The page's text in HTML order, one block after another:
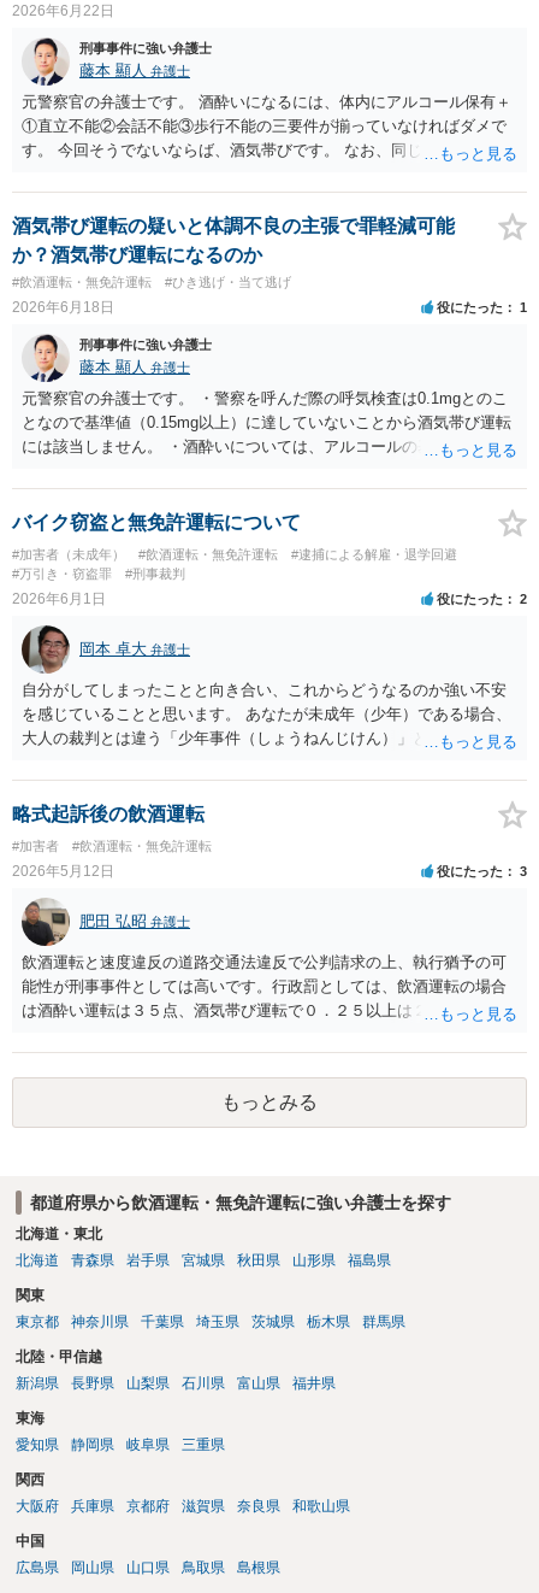
2026年6月22日
刑事事件に強い弁護士
藤本 顯人 弁護士
元警察官の弁護士です。 酒酔いになるには、体内にアルコール保有＋
①直立不能②会話不能③歩行不能の三要件が揃っていなければダメで
す。 今回そうでないならば、酒気帯びです。 なお、同じ事実なので、
事案です。
酒気帯び運転の疑いと体調不良の主張で罪軽減可能
か？酒気帯び運転になるのか
#飲酒運転・無免許運転 #ひき逃げ・当て逃げ
2026年6月18日 役にたった 1
刑事事件に強い弁護士
藤本 顯人 弁護士
元警察官の弁護士です。 ・警察を呼んだ際の呼気検査は0.1mgとのこ
となので基準値（0.15mg以上）に達していないことから酒気帯び運転
には該当しません。 ・酒酔いについては、アルコールの基準値は関係
とも、酒酔いはハードルが高く、アルコールの体内保有に加えて、
【直立不能・会話不能・歩行不能の３要件】が必要であり、この立証
は通常は鑑識活動（現場において実施される）により行われます。で
すが、この点が立証できないことや、その後の体調不良などで失神し
ている点も、運転当時から時間が乖離しており、やはり運転当時の酒
た事情を前提とすると事件にならないものと思われます。 なお参考で
すが、同乗者についても運転者に違反が成立しない以上、同乗罪も成
立しません（運転手に酒酔いまたは酒気帯びが成立することが前提な
ので）。
バイク窃盗と無免許運転について
#加害者（未成年） #飲酒運転・無免許運転
#逮捕による解雇・退学回避
#万引き・窃盗罪
#刑事裁判
2026年6月1日 役にたった 2
岡本 卓大 弁護士
自分がしてしまったことと向き合い、これからどうなるのか強い不安
を感じていることと思います。 あなたが未成年（少年）である場合、
大人の裁判とは違う「少年事件（しょうねんじけん）」という特別な
すく解説しますね。 1. 今すぐ「逮捕」される可能性は低い すでに警
察に自分の身元を明かし、1度目の取り調べにも素直に応じている状態
です。警察からすれば「逃げたり証拠を隠したりする心配が低い」と
判断されるため、今さら突然逮捕される可能性はかなり低いです。 今
後は、逮捕されないまま捜査が進む「在宅事件（ざいたくじけん）」
として、警察や検察から再び呼び出しを受けて取り調べが進むケース
が大半です。 2. どんな罪になり、どんな処分（罰）になる？ 今回は
「盗品等譲受罪（盗まれたバイクと知りながら買った罪）」と「無免
許運転」の両方の非行（ひこう）について処分を考えていくことにな
ります。 未成年の場合、大人 のように「一発で罰金何万円」といった
罰ではなく、最終的に家庭裁判所の少年審判で処分が決まります。 初
犯（初めての警察沙汰）の場合: しっかりと反省していれば、「保護観
察（ほごかんさつ）」（少年院には行かず、保護司さんの面接を受け
ながら社会で更生する処分）や「不処分（処分なし）」で済む可能性
が十分にあります。 少年院に行く可能性は？: 今回が初めてで、取り
ること 一番大切なのは、「二度と同じ過ちを繰り返さない」という反
絡があったら、遅れずに必ず行くこと バイクを売った知人のことな
ど、聞かれたことには嘘をつかずに正直に話すこと 親御さん（保護
者）に今回の件をしっかり話し、今後の手続きに協力してもらうこと
もし、警察の呼び出しが怖かったり、どう答えていいか分からなくな
てください。弁護士はあなたの味方になって、今後の手続きをサポー
トしてくれますよ。まずはしっかり反省して、誠実に対応していきま
しょう。 参考になれば。
略式起訴後の飲酒運転
#加害者 #飲酒運転・無免許運転
2026年5月12日 役にたった 3
肥田 弘昭 弁護士
飲酒運転と速度違反の道路交通法違反で公判請求の上、執行猶予の可
能性が刑事事件としては高いです。行政罰としては、飲酒運転の場合
は酒酔い運転は３５点、酒気帯び運転で０．２５以上は２５点、未満
気帯び運転の場合は加算・例えば０，２５未満の場合19点等）の場
合、酒酔いか酒気帯び運転かで点数が異なります。ご参考にしてくだ
もっとみる
都道府県から飲酒運転・無免許運転に強い弁護士を探す
北海道・東北
北海道
青森県 岩手県 宮城県 秋田県 山形県 福島県
関東
東京都
神奈川県 千葉県 埼玉県 茨城県 栃木県 群馬県
北陸・甲信越
新潟県
長野県 山梨県 石川県 富山県 福井県
東海
愛知県
静岡県 岐阜県 三重県
関西
大阪府
兵庫県 京都府 滋賀県 奈良県 和歌山県
中国
広島県
岡山県 山口県 鳥取県 島根県